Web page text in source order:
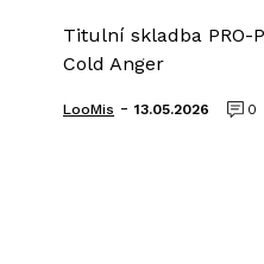
Titulní skladba PRO-
Cold Anger
LooMis - 13.05.2026 0